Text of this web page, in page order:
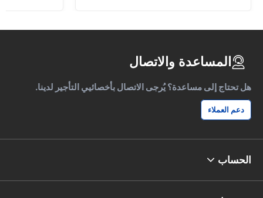
المساعدة والاتصال
هل تحتاج إلى مساعدة؟ يُرجى الاتصال بأخصائيي التأجير لدينا.
دعم العملاء
الحساب